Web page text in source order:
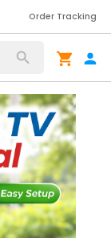
Order Tracking